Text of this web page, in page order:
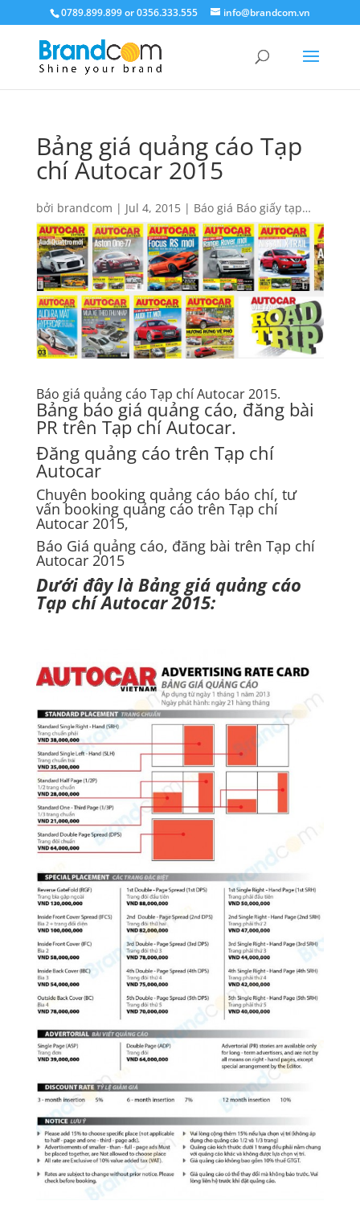
0789.899.899 or 0356.333.555 info@brandcom.vn
Bảng giá quảng cáo Tạp
chí Autocar 2015
bởi brandcom | Jul 4, 2015| Báo giá Báo giấy tạp
chí,Báo giá quảng cáo
Báo giá quảng cáo Tạp chí Autocar2015.
Bảng báo giá quảng cáo, đăng bài
PR trên Tạp chí Autocar.
Đăng quảng cáo trên Tạp chí
Autocar
Chuyên booking quảng cáo báo chí, tư
vấn booking quảng cáo trên Tạp chí
Autocar 2015,
Báo Giá quảng cáo, đăng bài trên Tạp chí
Autocar2015
Dưới đây là Bảng giá quảng cáo
Tạp chí Autocar 2015: